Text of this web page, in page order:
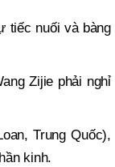
tiếc nuối và bàng
Zijie phải nghỉ
Trung Quốc),
kinh.